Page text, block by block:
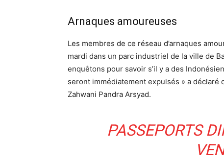
Arnaques amoureuses
Les membres de ce réseau d’arnaques
mardi dans un parc industriel de la ville de
enquêtons pour savoir s’il y a des
seront immédiatement expulsés » a
Zahwani Pandra Arsyad.
PASSEPORTS